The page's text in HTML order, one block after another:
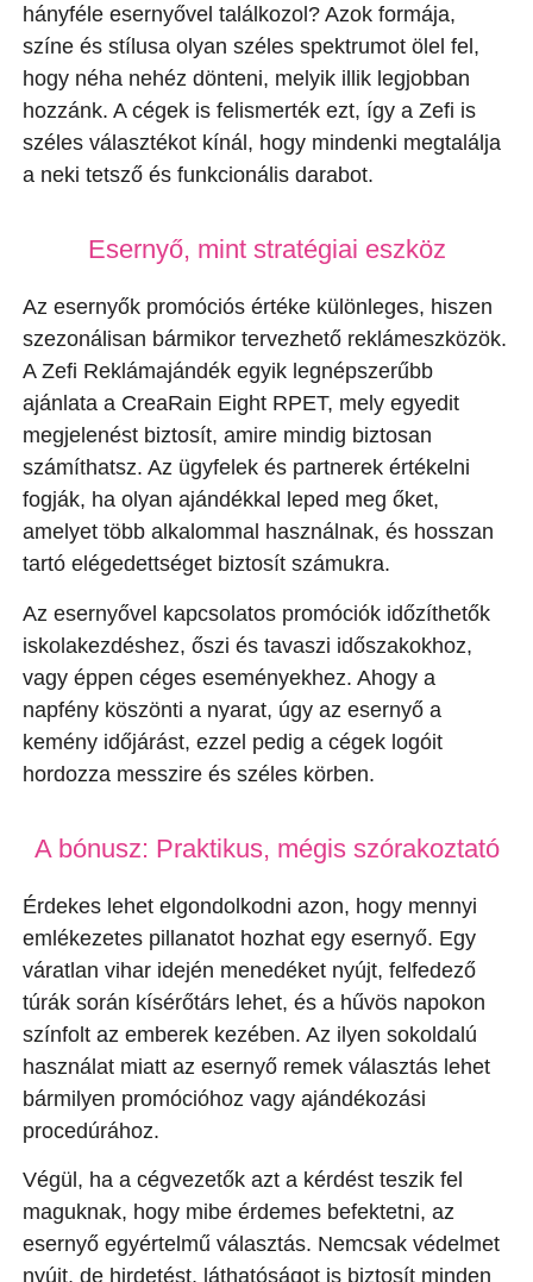
hányféle esernyővel találkozol? Azok formája,
színe és stílusa olyan széles spektrumot ölel fel,
hogy néha nehéz dönteni, melyik illik legjobban
hozzánk. A cégek is felismerték ezt, így a Zefi is
széles választékot kínál, hogy mindenki megtalálja
a neki tetsző és funkcionális darabot.
Esernyő, mint stratégiai eszköz
Az esernyők promóciós értéke különleges, hiszen
szezonálisan bármikor tervezhető reklámeszközök.
A Zefi Reklámajándék egyik legnépszerűbb
ajánlata a CreaRain Eight RPET, mely egyedit
megjelenést biztosít, amire mindig biztosan
számíthatsz. Az ügyfelek és partnerek értékelni
fogják, ha olyan ajándékkal leped meg őket,
amelyet több alkalommal használnak, és hosszan
tartó elégedettséget biztosít számukra.
Az esernyővel kapcsolatos promóciók időzíthetők
iskolakezdéshez, őszi és tavaszi időszakokhoz,
vagy éppen céges eseményekhez. Ahogy a
napfény köszönti a nyarat, úgy az esernyő a
kemény időjárást, ezzel pedig a cégek logóit
hordozza messzire és széles körben.
A bónusz: Praktikus, mégis szórakoztató
Érdekes lehet elgondolkodni azon, hogy mennyi
emlékezetes pillanatot hozhat egy esernyő. Egy
váratlan vihar idején menedéket nyújt, felfedező
túrák során kísérőtárs lehet, és a hűvös napokon
színfolt az emberek kezében. Az ilyen sokoldalú
használat miatt az esernyő remek választás lehet
bármilyen promócióhoz vagy ajándékozási
procedúrához.
Végül, ha a cégvezetők azt a kérdést teszik fel
maguknak, hogy mibe érdemes befektetni, az
esernyő egyértelmű választás. Nemcsak védelmet
nyújt, de hirdetést, láthatóságot is biztosít minden